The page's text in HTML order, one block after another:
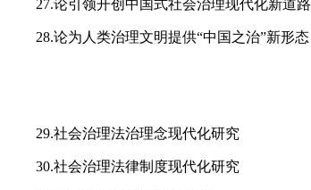
27.论引领开创中国式社会治理现代化新道路
28.论为人类治理文明提供“中国之治”新形态
29.社会治理法治理念现代化研究
30.社会治理法律制度现代化研究